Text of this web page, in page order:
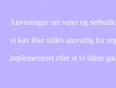
Anvisninger om varer og
vi kan ikke stilles ansvarlig for
implementeret efter at vi sidste